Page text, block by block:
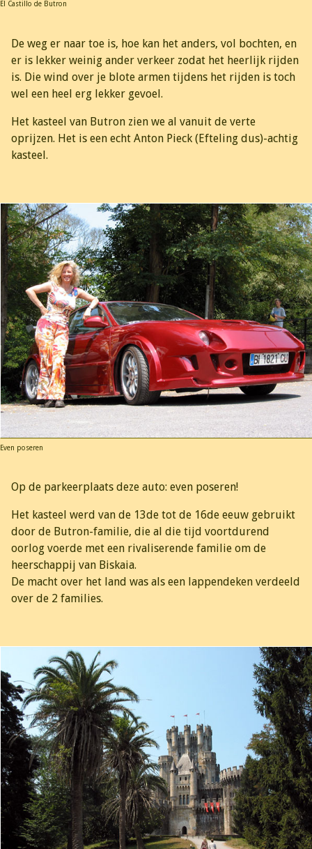
El Castillo de Butron
De weg er naar toe is, hoe kan het anders, vol bochten, en
er is lekker weinig ander verkeer zodat het heerlijk rijden
is. Die wind over je blote armen tijdens het rijden is toch
wel een heel erg lekker gevoel.
Het kasteel van Butron zien we al vanuit de verte
oprijzen. Het is een echt Anton Pieck (Efteling dus)-achtig
kasteel.
Even poseren
Op de parkeerplaats deze auto: even poseren!
Het kasteel werd van de 13de tot de 16de eeuw gebruikt
door de Butron-familie, die al die tijd voortdurend
oorlog voerde met een rivaliserende familie om de
heerschappij van Biskaia.
De macht over het land was als een lappendeken verdeeld
over de 2 families.